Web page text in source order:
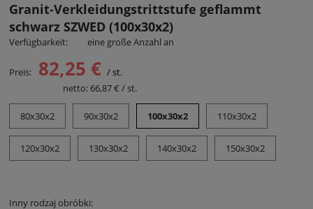
Granit-Verkleidungstrittstufe geflammt
schwarz SZWED (100x30x2)
Verfügbarkeit: eine große Anzahl an
Preis: 82,25 € / st.
netto:66,87 € / st.
80x30x2 90x30x2 100x30x2 110x30x2
120x30x2 130x30x2 140x30x2 150x30x2
Inny rodzaj obróbki: